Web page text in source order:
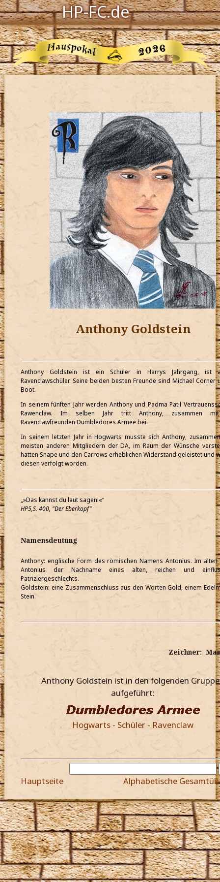
HP-FC.de
Navigation
Harry Potter
Der HP-FC
Hogwarts
Zauberwelt
Willkommen
Jetzt Fanclub-Mitglied werden!
Anthony Goldstein
Anthony Goldstein ist ein Schüler in Harrys Jahrgang, ist
Ravenclawschüler. Seine beiden besten Freunde sind Michael Corner
Boot.
In seinem fünften Jahr werden Anthony und Padma Patil
Rawenclaw. Im selben Jahr tritt Anthony, zusammen
Ravenclawfreunden Dumbledores Armee bei.
In seinem letzten Jahr in Hogwarts musste sich Anthony,
meisten anderen Mitgliedern der DA, im Raum der Wünsche
hatten Snape und den Carrows erheblichen Widerstand geleistet und
diesen verfolgt worden.
»Das kannst du laut sagen!«
HP5,S. 400, "Der Eberkopf"
Namensdeutung
Anthony: englische Form des römischen Namens Antonius. Im alten
Antonius der Nachname eines alten, reichen und
Patriziergeschlechts.
Goldstein: eine Zusammenschluss aus den Worten Gold, einem
Stein.
Zeichner:
Anthony Goldstein ist in den folgenden
aufgeführt:
Hogwarts - Schüler - Ravenclaw
Hauptseite Alphabetische